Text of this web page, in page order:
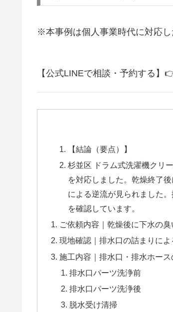
※本事例は個人事業時代に対応し
【公式LINEで相談・予約する】
【結論（要点）】
杉並区 ドラム式洗濯機クリ
を対応しました。乾燥終了
による逆流が見られました
を確認しています。
ご依頼内容｜乾燥後に下水の臭
現地確認｜排水口の詰まりに
施工内容｜排水口・排水ホース
排水口パーツ洗浄前
排水口パーツ洗浄後
脱水受け清掃